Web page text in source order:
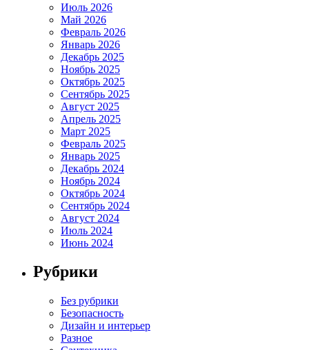
Июль 2026
Май 2026
Февраль 2026
Январь 2026
Декабрь 2025
Ноябрь 2025
Октябрь 2025
Сентябрь 2025
Август 2025
Апрель 2025
Март 2025
Февраль 2025
Январь 2025
Декабрь 2024
Ноябрь 2024
Октябрь 2024
Сентябрь 2024
Август 2024
Июль 2024
Июнь 2024
Рубрики
Без рубрики
Безопасность
Дизайн и интерьер
Разное